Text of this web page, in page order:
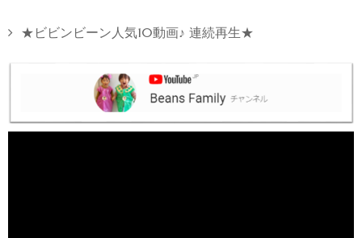
★ビビンビーン人気10動画♪ 連続再生★